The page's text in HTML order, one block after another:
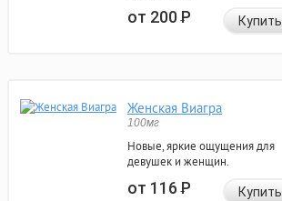
от 200Р Купить
Женская Виагра
100мг
Новые, яркие ощущения для
девушек и женщин.
от 116Р Купить